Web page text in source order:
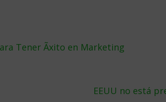
Tener Ãxito en Marketing
EEUU no está